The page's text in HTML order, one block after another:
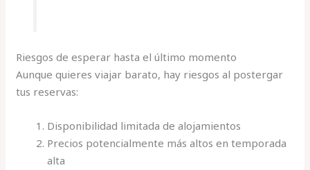
Riesgos de esperar hasta el último momento
Aunque quieres viajar barato, hay riesgos al postergar
tus reservas:
Disponibilidad limitada de alojamientos
Precios potencialmente más altos en temporada
alta